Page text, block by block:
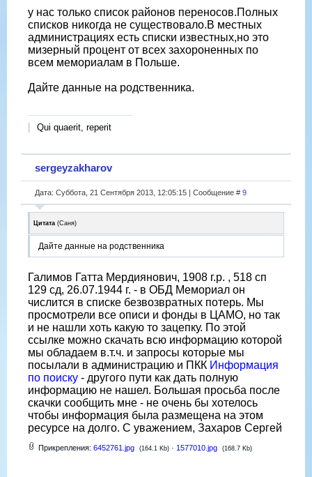
у нас только список районов переносов.Полных
списков никогда не существовало.В местных
администрациях есть списки известных,но это
мизерный процент от всех захороненных по
всем мемориалам в Польше.
Дайте данные на родственника.
Qui quaerit, reperit
sergeyzakharov
Дата: Суббота, 21 Сентября 2013, 12:05:15 | Сообщение # 9
Цитата (Саня)
Дайте данные на родственника
Галимов Гатта Мердиянович, 1908 г.р. , 518 сп
129 сд, 26.07.1944 г. - в ОБД Мемориал он
числится в списке безвозвратных потерь. Мы
просмотрели все описи и фонды в ЦАМО, но так
и не нашли хоть какую то зацепку. По этой
ссылке можно скачать всю информацию которой
мы обладаем в.т.ч. и запросы которые мы
посылали в администрацию и ПКК Информация
по поиску - другого пути как дать полную
информацию не нашел. Большая просьба после
скачки сообщить мне - не очень бы хотелось
чтобы информация была размещена на этом
ресурсе на долго. С уважением, Захаров Сергей
Прикрепления: 6452761.jpg (164.1 Kb) · 1577010.jpg (168.7 Kb)